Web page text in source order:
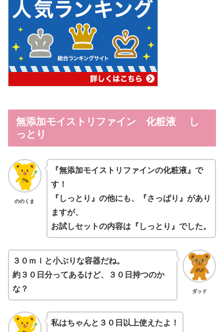
無添加モイストリファイン 化粧液 し
っとり
ののくま
『無添加モイストリファインの化粧液』で
す！
『しっとり』の他にも、『さっぱり』があり
ますが、
お試しセットの内容は『しっとり』でした。
ダッド
３０ｍｌと小ぶりな容器だね。
約３０日分ってあるけど、３０日持つのか
な？
私はちゃんと３０日以上使えたよ！